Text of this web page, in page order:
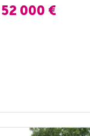
52 000 €